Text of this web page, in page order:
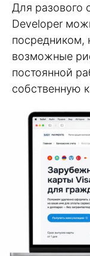
Для разового
Developer
посредником,
возможные
постоянной
собственную